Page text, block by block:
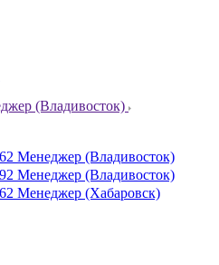
(Владивосток)
Менеджер (Владивосток)
Менеджер (Владивосток)
Менеджер (Хабаровск)